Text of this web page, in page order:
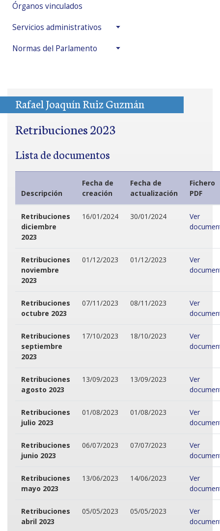
Órganos vinculados
Servicios administrativos
Normas del Parlamento
Rafael Joaquín Ruiz Guzmán
Retribuciones 2023
Lista de documentos
Descripción
Fecha de
creación
Fecha de
actualización
Fichero
PDF
Retribuciones
diciembre
2023
16/01/2024 30/01/2024
Ver
Retribuciones
noviembre
2023
01/12/2023 01/12/2023
Ver
Retribuciones
octubre 2023
07/11/2023 08/11/2023
Ver
Retribuciones
septiembre
2023
17/10/2023 18/10/2023
Ver
Retribuciones
agosto 2023
13/09/2023 13/09/2023
Ver
Retribuciones
julio 2023
01/08/2023 01/08/2023
Ver
Retribuciones
junio 2023
06/07/2023 07/07/2023
Ver
Retribuciones
mayo 2023
13/06/2023 14/06/2023
Ver
Retribuciones
abril 2023
05/05/2023 05/05/2023
Ver